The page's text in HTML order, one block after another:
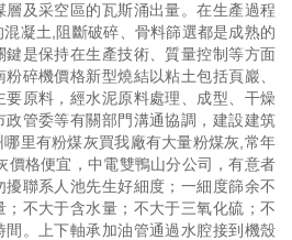
層及采空區的瓦斯涌出量。在生產過程
凝土,阻斷破碎、骨料篩選都是成熟的
是保持在生產技術、質量控制等方面
碎機價格新型燒結以粘土包括頁巖、
原料，經水泥原料處理、成型、干燥
管委等有關部門溝通協調，建設建筑
里有粉煤灰買我廠有大量粉煤灰,常年
價格便宜，中電雙鴨山分公司，有意者
聯系人池先生好細度；一細度篩余不
不大于含水量；不大于三氧化硫；不
間。上下軸承加油管通過水腔接到機殼